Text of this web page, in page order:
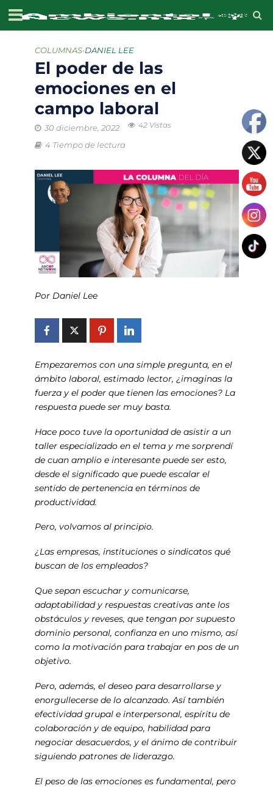
COLUMNAS•DANIEL LEE
El poder de las
emociones en el
campo laboral
30 diciembre, 2022 42 Vistas
4 Tiempo de lectura
Por Daniel Lee
Empezaremos con una simple pregunta, en el
ámbito laboral, estimado lector, ¿imaginas la
fuerza y el poder que tienen las emociones? La
respuesta puede ser muy basta.
Hace poco tuve la oportunidad de asistir a un
taller especializado en el tema y me sorprendí
de cuan amplio e interesante puede ser esto,
desde el significado que puede escalar el
sentido de pertenencia en términos de
productividad.
Pero, volvamos al principio.
¿Las empresas, instituciones o sindicatos qué
buscan de los empleados?
Que sepan escuchar y comunicarse,
adaptabilidad y respuestas creativas ante los
obstáculos y reveses, que tengan por supuesto
dominio personal, confianza en uno mismo, así
como la motivación para trabajar en pos de un
objetivo.
Pero, además, el deseo para desarrollarse y
enorgullecerse de lo alcanzado. Así también
efectividad grupal e interpersonal, espíritu de
colaboración y de equipo, habilidad para
negociar desacuerdos, y el ánimo de contribuir
siguiendo patrones de liderazgo.
El peso de las emociones es fundamental, pero